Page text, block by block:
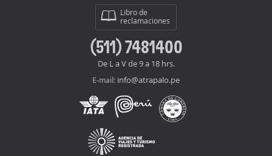
Libro de
reclamaciones
(511) 7481400
De L a V de 9 a 18 hrs.
E-mail: info@atrapalo.pe